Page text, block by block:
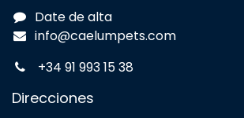
Date de alta
info@caelumpets.com
+34 91 993 15 38
Direcciones